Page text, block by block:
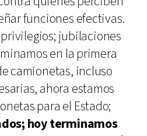
funciones efectivas.
jubilaciones
en la primera
camionetas, incluso
ahora estamos
para el Estado;
hoy terminamos